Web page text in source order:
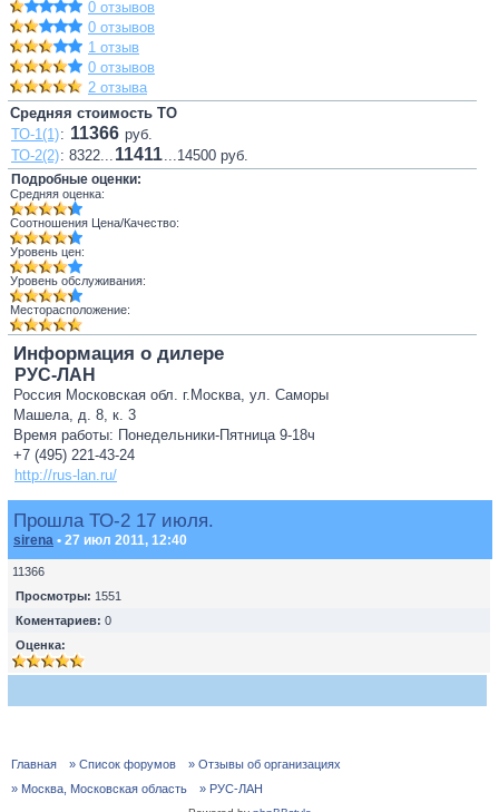
0 отзывов
0 отзывов
1 отзыв
0 отзывов
2 отзыва
Средняя стоимость ТО
ТО-1(1): 11366 руб.
ТО-2(2): 8322... 11411...14500 руб.
Подробные оценки:
Средняя оценка:
Соотношения Цена/Качество:
Уровень цен:
Уровень обслуживания:
Месторасположение:
Информация о дилере
РУС-ЛАН
Россия Московская обл. г.Москва, ул. Саморы
Машела, д. 8, к. 3
Время работы: Понедельники-Пятница 9-18ч
+7 (495) 221-43-24
http://rus-lan.ru/
Прошла ТО-2 17 июля.
sirena • 27 июл 2011, 12:40
11366
Просмотры: 1551
Коментариев: 0
Оценка:
Главная » Список форумов
» Отзывы об организациях
» Москва, Московская область
» РУС-ЛАН